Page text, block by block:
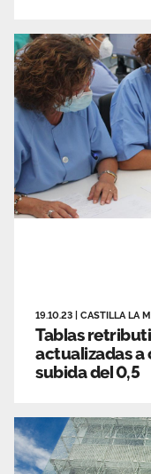
19.10.23 CASTILLA LA
Tablas
actualizadas a
subida del 0,5